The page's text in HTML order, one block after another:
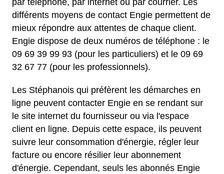
par téléphone, par internet ou par courrier. Les
différents moyens de contact Engie permettent de
mieux répondre aux attentes de chaque client.
Engie dispose de deux numéros de téléphone : le
09 69 39 99 93 (pour les particuliers) et le 09 69
32 67 77 (pour les professionnels).
Les Stéphanois qui préfèrent les démarches en
ligne peuvent contacter Engie en se rendant sur
le site internet du fournisseur ou via l'espace
client en ligne. Depuis cette espace, ils peuvent
suivre leur consommation d'énergie, régler leur
facture ou encore résilier leur abonnement
d'énergie. Cependant, seuls les abonnés Engie